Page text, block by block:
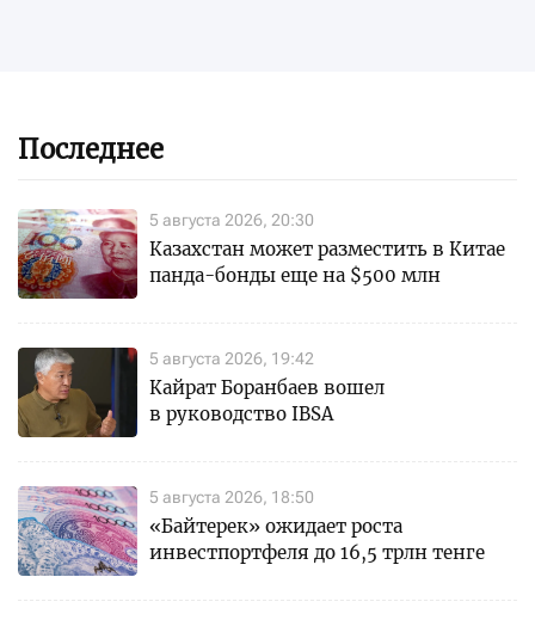
Последнее
5 августа 2026, 20:30
Казахстан может разместить в Китае
панда-бонды еще на $500 млн
5 августа 2026, 19:42
Кайрат Боранбаев вошел
в руководство IBSA
5 августа 2026, 18:50
«Байтерек» ожидает роста
инвестпортфеля до 16,5 трлн тенге